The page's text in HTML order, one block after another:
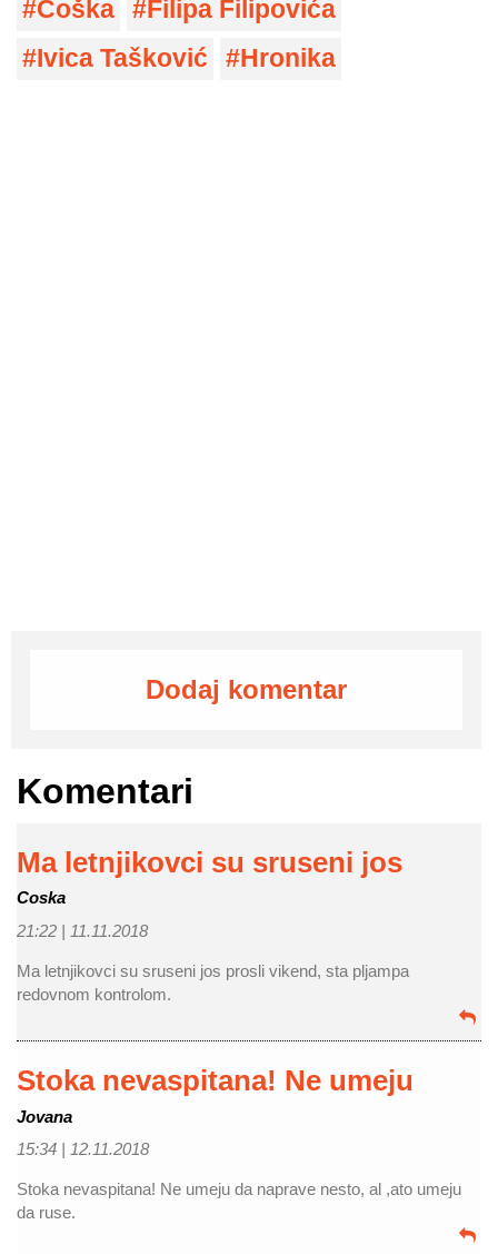
Ćoška
Filipa Filipovića
Ivica Tašković
Hronika
Dodaj komentar
Komentari
Ma letnjikovci su sruseni jos
Coska
21:22 | 11.11.2018
Ma letnjikovci su sruseni jos prosli vikend, sta pljampa
redovnom kontrolom.
Stoka nevaspitana! Ne umeju
Jovana
15:34 | 12.11.2018
Stoka nevaspitana! Ne umeju da naprave nesto, al ,ato umeju
da ruse.